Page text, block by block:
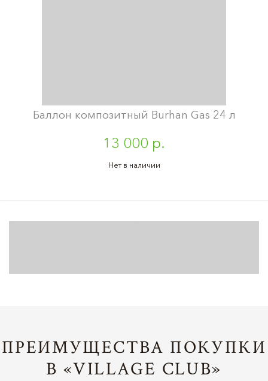
Баллон композитный Burhan Gas 24 л
13 000 р.
Нет в наличии
ПРЕИМУЩЕСТВА ПОКУПКИ
В «VILLAGE CLUB»